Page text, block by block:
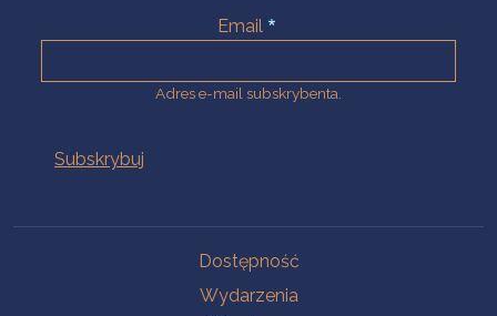
Email
Adres e-mail subskrybenta.
Dostępność
Wydarzenia